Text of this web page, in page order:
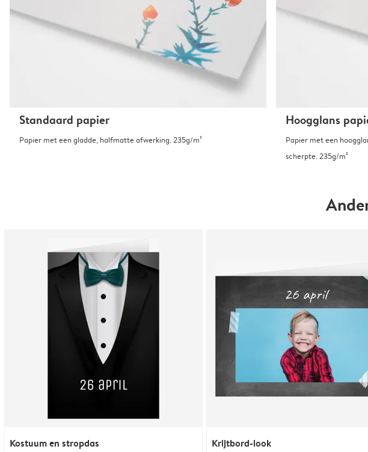
Standaard papier
Papier met een gladde, halfmatte afwerking. 235g/m²
Hoogglans
Papier met een
scherpte. 235g/m²
Kostuum en stropdas Krijtbord-look